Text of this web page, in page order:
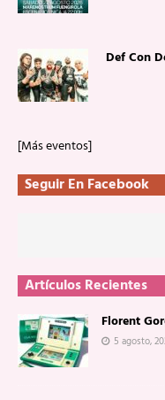
Def Con
[Más eventos]
Seguir En Facebook
Artículos Recientes
Florent
5 agosto,